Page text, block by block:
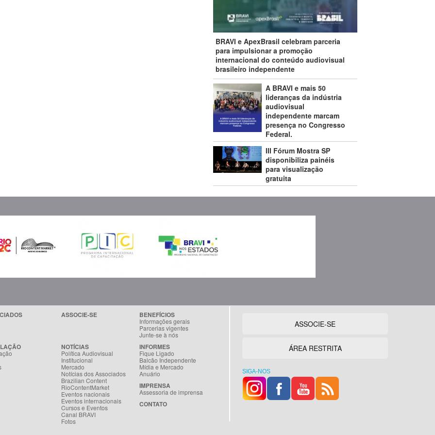
BRAVI e ApexBrasil celebram parceria
para impulsionar a promoção
internacional do conteúdo audiovisual
brasileiro independente
A BRAVI e mais 50
lideranças da indústria
audiovisual
independente marcam
presença no Congresso
Federal.
III Fórum Mostra SP
disponibiliza painéis
para visualização
gratuita
ASSOCIE-SE BENEFÍCIOS
Informações gerais
Parcerias vigentes
Junte-se à nós
NOTÍCIAS
Política Audiovisual
Institucional
Mercado
Notícias dos Associados
Brazilian Content
RioContentMarket
Eventos nacionais
Eventos internacionais
Cursos e Eventos
Canal BRAVI
Fotos
INFORMES
Fique Ligado
Balcão Independente
Mídia e Mercado
Anuário
IMPRENSA
Assessoria de imprensa
CONTATO
ASSOCIE-SE
ÁREA RESTRITA
SIGA-NOS